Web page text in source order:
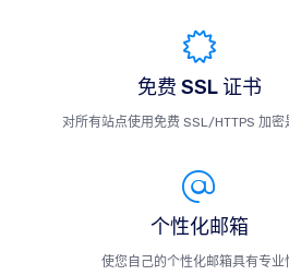
免费 SSL 证书
对所有站点使用免费 SSL/HTTPS 加密
个性化邮箱
使您自己的个性化邮箱具有专业